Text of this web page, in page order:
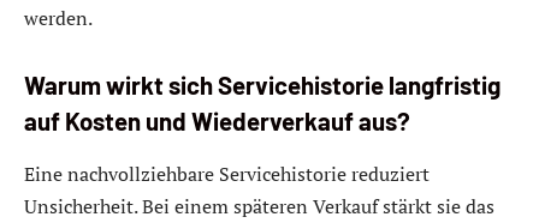
werden.
Warum wirkt sich Servicehistorie langfristig
auf Kosten und Wiederverkauf aus?
Eine nachvollziehbare Servicehistorie reduziert
Unsicherheit. Bei einem späteren Verkauf stärkt sie das